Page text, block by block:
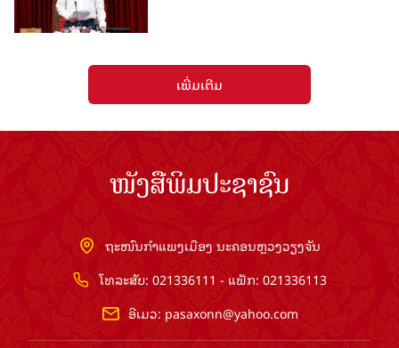
ເພີ່ມເຕີມ
ໜັງສືພິມປະຊາຊົນ
ຖະໜົນກຳແພງເມືອງ ນະຄອນຫຼວງວຽງຈັນ
ໂທລະສັບ: 021336111 - ແຟັກ: 021336113
ອີເມວ: pasaxonn@yahoo.com